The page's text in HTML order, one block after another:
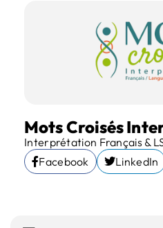
Mots Croisés
Interprétation Français &
Facebook
LinkedIn